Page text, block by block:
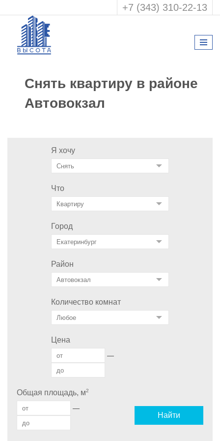
+7 (343) 310-22-13
Снять квартиру в районе
Автовокзал
Я хочу
Что
Город
Район
Количество комнат
Цена
—
Общая площадь, м2
—
Найти